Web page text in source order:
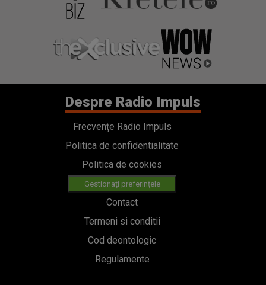
Despre Radio Impuls
Frecvențe Radio Impuls
Politica de confidentialitate
Politica de cookies
Gestionați preferințele
Contact
Termeni si conditii
Cod deontologic
Regulamente